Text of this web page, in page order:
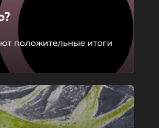
положительные итоги